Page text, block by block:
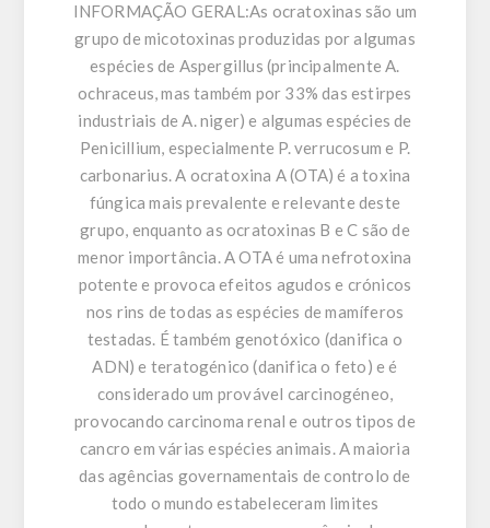
INFORMAÇÃO GERAL:As ocratoxinas são um
grupo de micotoxinas produzidas por algumas
espécies de Aspergillus (principalmente A.
ochraceus, mas também por 33% das estirpes
industriais de A. niger) e algumas espécies de
Penicillium, especialmente P. verrucosum e P.
carbonarius. A ocratoxina A (OTA) é a toxina
fúngica mais prevalente e relevante deste
grupo, enquanto as ocratoxinas B e C são de
menor importância. A OTA é uma nefrotoxina
potente e provoca efeitos agudos e crónicos
nos rins de todas as espécies de mamíferos
testadas. É também genotóxico (danifica o
ADN) e teratogénico (danifica o feto) e é
considerado um provável carcinogéneo,
provocando carcinoma renal e outros tipos de
cancro em várias espécies animais. A maioria
das agências governamentais de controlo de
todo o mundo estabeleceram limites